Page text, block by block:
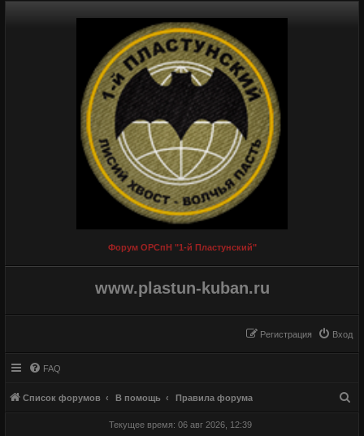
Форум ОРСпН "1-й Пластунский"
www.plastun-kuban.ru
Вход
Регистрация
FAQ
Список форумов В помощь Правила форума
Текущее время: 06 авг 2026, 12:39